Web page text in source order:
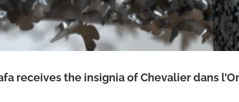
receives the insignia of Chevalier dans